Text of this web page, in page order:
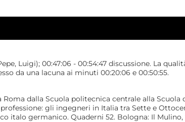
Luigi); 00:47:06 - 00:54:47 discussione. La
da una lacuna ai minuti 00:20:06 e 00:50:55.
dalla Scuola politecnica centrale alla Scuola
gli ingegneri in Italia tra Sette e
italo germanico. Quaderni 52. Bologna: Il Mulino,